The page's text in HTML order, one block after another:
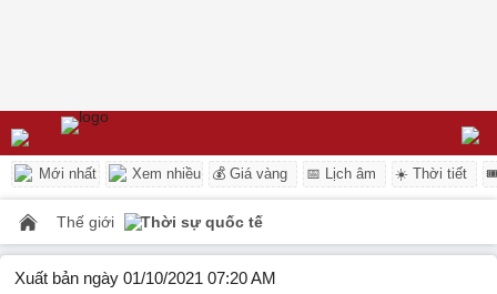
Mới nhất Xem nhiều 💰 Giá vàng 📅 Lịch âm ☀️ Thời tiết
Thế giới Thời sự quốc tế
Xuất bản ngày 01/10/2021 07:20 AM